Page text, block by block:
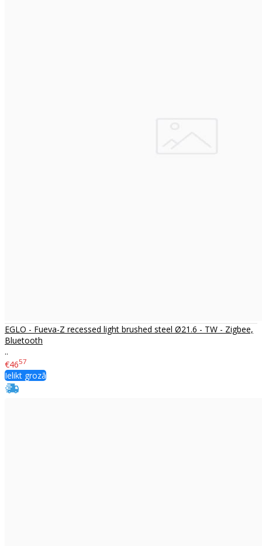
EGLO - Fueva-Z recessed light brushed steel Ø21.6 - TW - Zigbee,
Bluetooth
..
€4657
Ielikt grozā